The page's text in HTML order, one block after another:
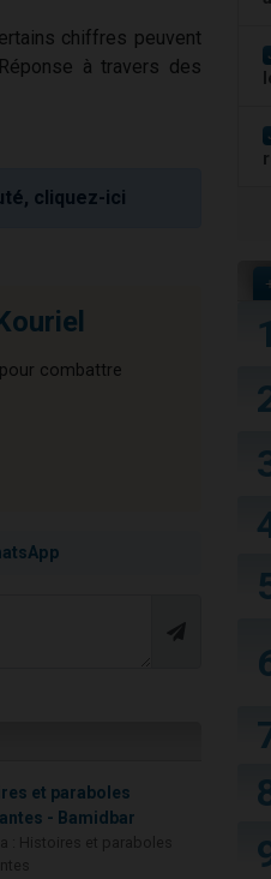
chiffres peuvent
à travers des
cliquez-ici
pour combattre
et paraboles
- Bamidbar
1